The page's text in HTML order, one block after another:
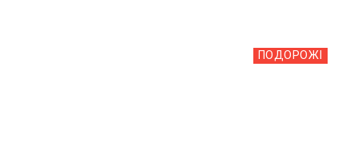
ПОДОРОЖІ